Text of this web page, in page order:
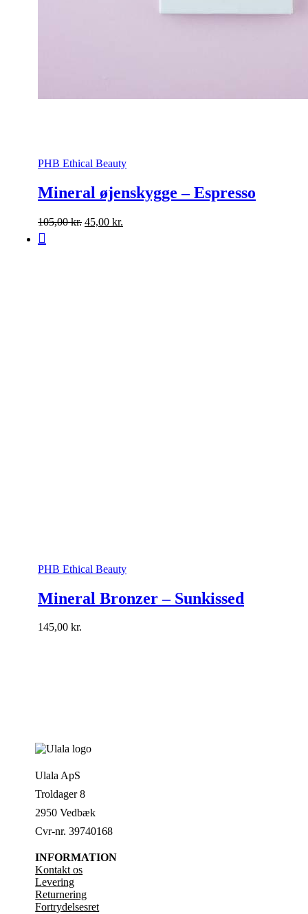
PHB Ethical Beauty
Mineral øjenskygge – Espresso
105,00kr. Den
45,00 kr.
PHB Ethical Beauty
Mineral Bronzer – Sunkissed
145,00 kr.
Ulala ApS
Troldager 8
2950 Vedbæk
Cvr-nr. 39740168
INFORMATION
Kontakt os
Levering
Returnering
Fortrydelsesret